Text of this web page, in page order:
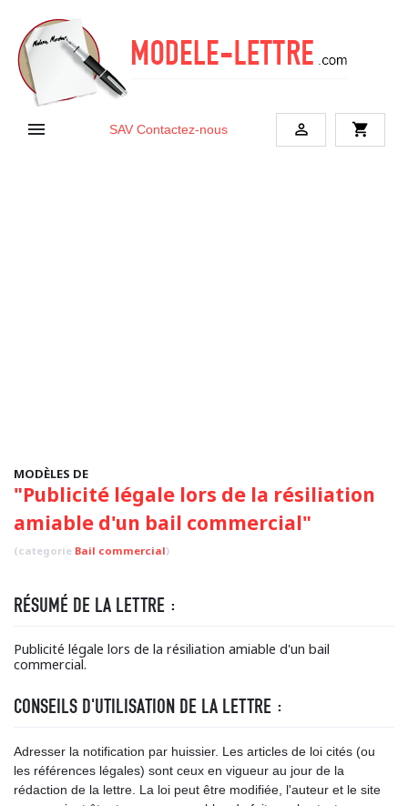
 SAV Contactez-nous  shopping_cart
MODÈLES DE
"Publicité légale lors de la résiliation
amiable d'un bail commercial"
(categorie Bail commercial)
RÉSUMÉ DE LA LETTRE :
Publicité légale lors de la résiliation amiable d'un bail
commercial.
CONSEILS D'UTILISATION DE LA LETTRE :
Adresser la notification par huissier. Les articles de loi cités (ou
les références légales) sont ceux en vigueur au jour de la
rédaction de la lettre. La loi peut être modifiée, l'auteur et le site